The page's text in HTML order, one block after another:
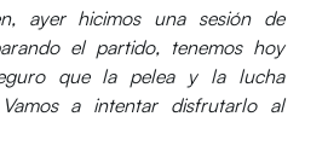
ayer hicimos una sesión de
el partido, tenemos hoy
que la pelea y la lucha
a intentar disfrutarlo al